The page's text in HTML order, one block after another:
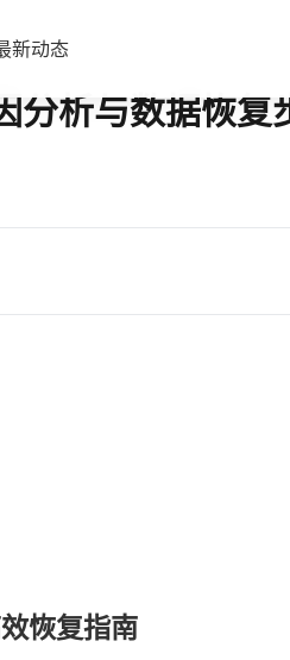
新动态
分析与数据恢复
恢复指南